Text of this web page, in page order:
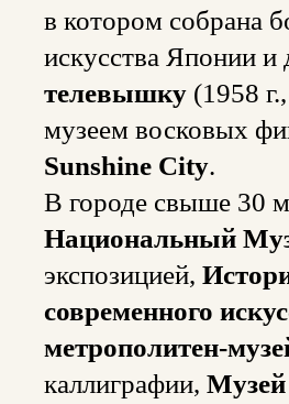
в котором собрана
искусства Японии
телевышку (1958
музеем восковых
Sunshine City.
В городе свыше 30
Национальный
экспозицией,
современного
метрополитен-
каллиграфии,